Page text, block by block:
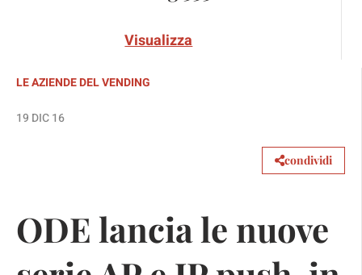
Visualizza
LE AZIENDE DEL VENDING
19 DIC 16
condividi
ODE lancia le nuove